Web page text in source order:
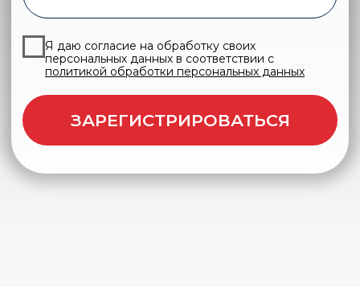
Читать пост-релиз
23 июня 2025 года в Петербурге прошел 51-й
Международный Форум «Обращение
медицинских изделий в России и ЕАЭС».